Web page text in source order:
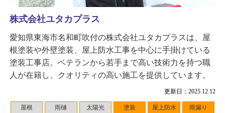
更新日：2025.12.12
屋根
雨樋 太陽光
塗装
屋上防水 雨漏り
株式会社ユタカプラス
愛知県東海市名和町吹付の株式会社ユタカプラスは、屋
根塗装や外壁塗装、屋上防水工事を中心に手掛けている
塗装工事店。ベテランから若手まで高い技術力を持つ職
人が在籍し、クオリティの高い施工を提供しています。